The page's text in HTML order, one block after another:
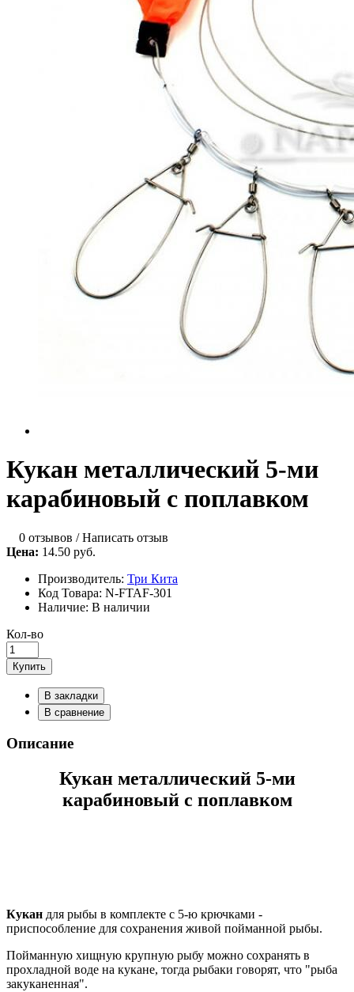
Кукан металлический 5-ми
карабиновый с поплавком
0 отзывов /Написать отзыв
Цена: 14.50 руб.
Производитель: Три Кита
Код Товара: N-FTAF-301
Наличие: В наличии
Кол-во
Купить
В закладки
В сравнение
Описание
Кукан металлический 5-ми
карабиновый с поплавком
Кукан для рыбы в комплекте с 5-ю крючками -
приспособление для сохранения живой пойманной рыбы.
Пойманную хищную крупную рыбу можно сохранять в
прохладной воде на кукане, тогда рыбаки говорят, что "рыба
закуканенная".